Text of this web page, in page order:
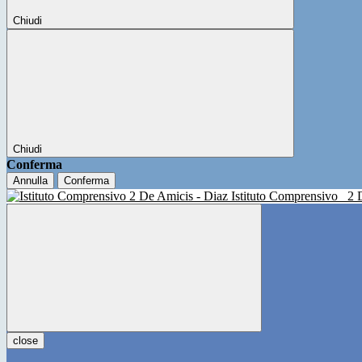
Chiudi
Chiudi
Conferma
Annulla Conferma
Istituto Comprensivo 2
close